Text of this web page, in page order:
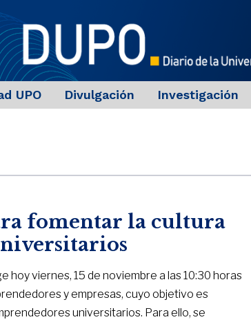
UPO Divulgación Investigación
fomentar la cultura
hoy viernes, 15 de noviembre a las 10:30 horas
y empresas, cuyo objetivo es
universitarios. Para ello, se